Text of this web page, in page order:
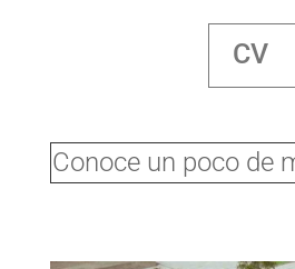
CV
Conoce un poco de